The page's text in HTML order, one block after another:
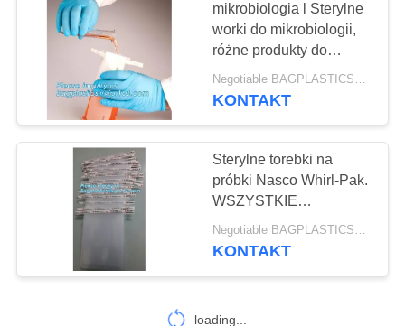
mikrobiologia l Sterylne
worki do mikrobiologii,
różne produkty do
pobierania próbek
środowiskowych, worek
Negotiable BAGPLASTICS@YAHOO.COM MOQ:1000 sztuk Skype: mydearneil
KONTAKT
Sterylne torebki na
próbki Nasco Whirl-Pak.
WSZYSTKIE
ROZMIARY | Worki
ogólne, jednorazowe,
Negotiable BAGPLASTICS@YAHOO.COM MOQ:1000 sztuk Skype: mydearneil
KONTAKT
loading...